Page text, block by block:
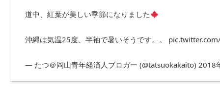
道中、紅葉が美しい季節になりました
沖縄は気温25度、半袖で暑いそうです。。
— たつ＠岡山青年経済人ブロガー (@tatsuokakaito) 2018